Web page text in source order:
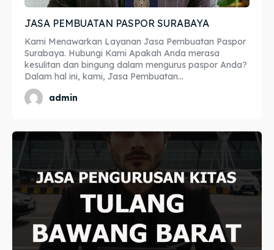
Asuransi
Asuransi
JASA PEMBUATAN PASPOR SURABAYA
Kami Menawarkan Layanan Jasa Pembuatan Paspor
Surabaya. Hubungi Kami Apakah Anda merasa
kesulitan dan bingung dalam mengurus paspor Anda?
Dalam hal ini, kami, Jasa Pembuatan...
admin